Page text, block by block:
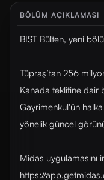
BÖLÜM AÇIKLAMASI
BIST Bülten, yeni
Tüpraş’tan 256
Kanada teklifine dair
Gayrimenkul'ün
yönelik güncel
Midas uygulamasını
https://